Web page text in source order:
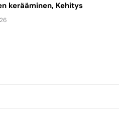
kerääminen, Kehitys